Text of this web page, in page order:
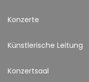
Konzerte
Künstlerische Leitung
Konzertsaal